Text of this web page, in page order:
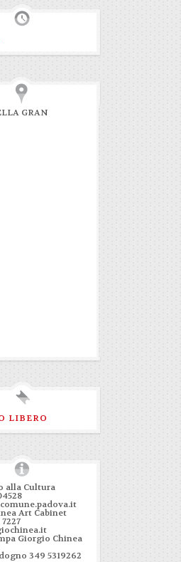
GRAN
LIBERO
alla Cultura
Art Cabinet
Giorgio Chinea
349 5319262